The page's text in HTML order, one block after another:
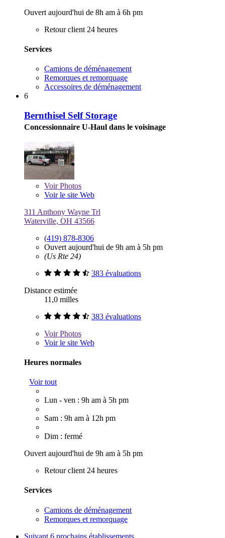
Ouvert aujourd'hui de 8h am à 6h pm
Retour client 24 heures
Services
Camions de déménagement
Remorques et remorquage
Accessoires de déménagement
6
Bernthisel Self Storage
Concessionnaire U-Haul dans le voisinage
VoirPhotos
Voir le site Web
311 Anthony Wayne Trl
Waterville, OH 43566
(419) 878-8306
Ouvert aujourd'hui de 9h am à 5h pm
(Us Rte 24)
383 évaluations
Distance estimée
11,0 milles
383 évaluations
VoirPhotos
Voir le site Web
Heures normales
Voir tout
Lun - ven : 9h am à 5h pm
Sam : 9h am à 12h pm
Dim : fermé
Ouvert aujourd'hui de 9h am à 5h pm
Retour client 24 heures
Services
Camions de déménagement
Remorques et remorquage
Suivant 6 prochains établissements